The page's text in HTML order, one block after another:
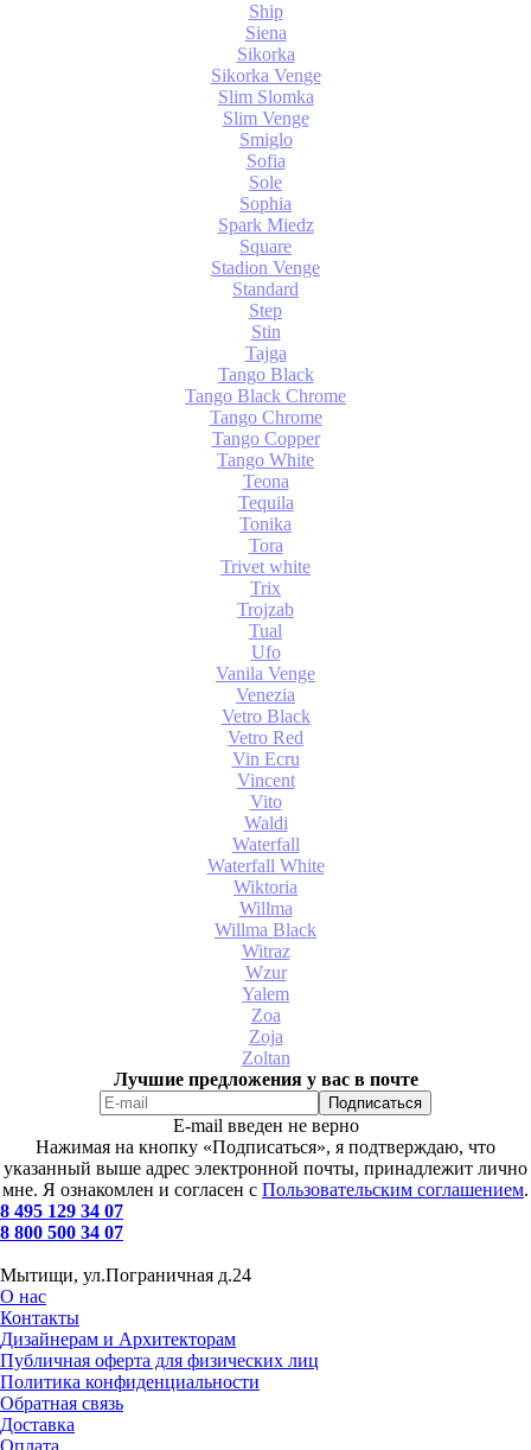
Ship
Siena
Sikorka
Sikorka Venge
Slim Slomka
Slim Venge
Smiglo
Sofia
Sole
Sophia
Spark Miedz
Square
Stadion Venge
Standard
Step
Stin
Tajga
Tango Black
Tango Black Chrome
Tango Chrome
Tango Copper
Tango White
Teona
Tequila
Tonika
Tora
Trivet white
Trix
Trojzab
Tual
Ufo
Vanila Venge
Venezia
Vetro Black
Vetro Red
Vin Ecru
Vincent
Vito
Waldi
Waterfall
Waterfall White
Wiktoria
Willma
Willma Black
Witraz
Wzur
Yalem
Zoa
Zoja
Zoltan
Лучшие предложения у вас в почте
E-mail введен не верно
Нажимая на кнопку «Подписаться», я подтверждаю, что
указанный выше адрес электронной почты, принадлежит лично
мне. Я ознакомлен и согласен с Пользовательским соглашением.
8 495 129 34 07
8 800 500 34 07
Мытищи, ул.Пограничная д.24
О нас
Контакты
Дизайнерам и Архитекторам
Публичная оферта для физических лиц
Политика конфиденциальности
Обратная связь
Доставка
Оплата